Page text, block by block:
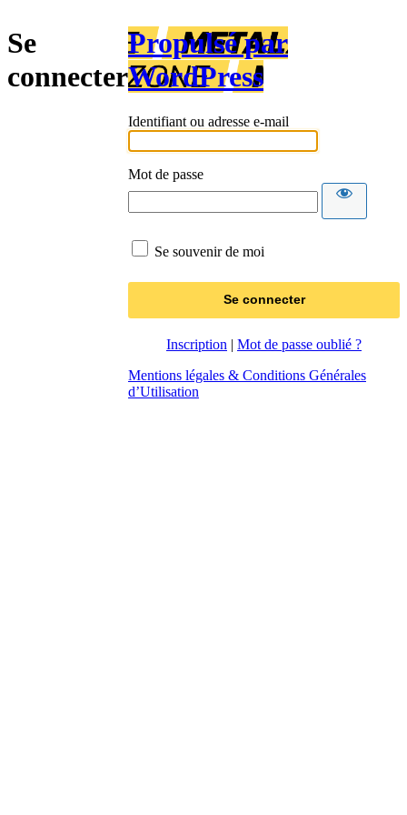
Se
connecter
Propulsé par
WordPress
Identifiant ou adresse e-mail
Mot de passe
Se souvenir de moi
Inscription | Mot de passe oublié ?
Mentions légales & Conditions Générales
d’Utilisation